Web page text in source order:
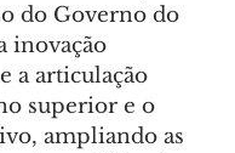
do Governo do
inovação
a articulação
superior e o
ampliando as